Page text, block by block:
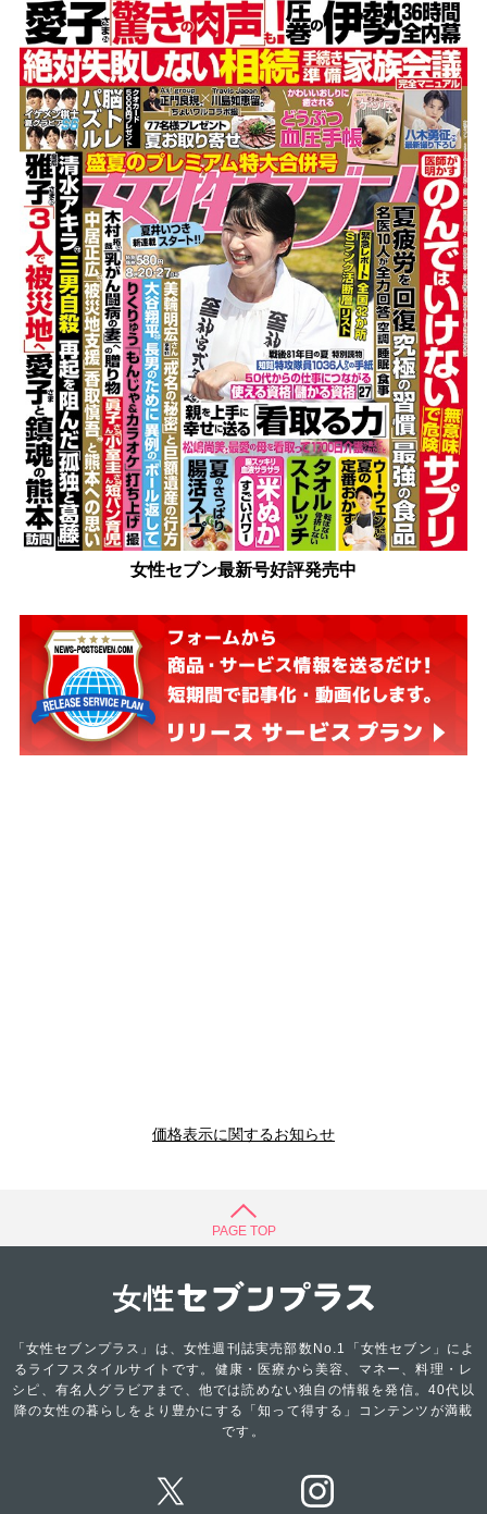
女性セブン最新号好評発売中
価格表示に関するお知らせ
PAGE TOP
「女性セブンプラス」は、女性週刊誌実売部数No.1「女性セブン」によ
るライフスタイルサイトです。健康・医療から美容、マネー、料理・レ
シピ、有名人グラビアまで、他では読めない独自の情報を発信。40代以
降の女性の暮らしをより豊かにする「知って得する」コンテンツが満載
です。